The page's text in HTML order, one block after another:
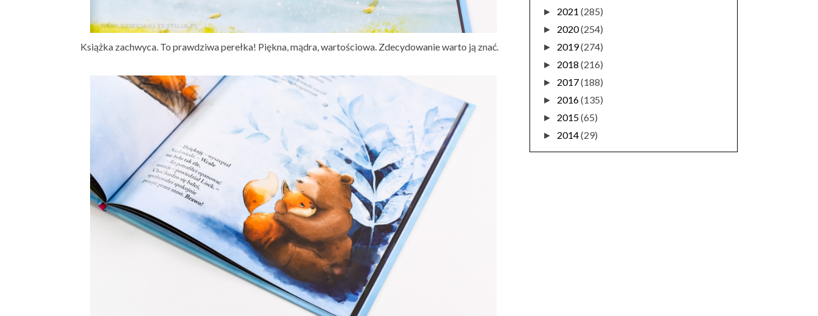
Książka zachwyca. To prawdziwa perełka! Piękna, mądra, wartościowa. Zdecydowanie warto ją znać.
► 2021 (285)
► 2020(254)
► 2019(274)
► 2018 (216)
► 2017(188)
► 2016(135)
► 2015(65)
► 2014(29)